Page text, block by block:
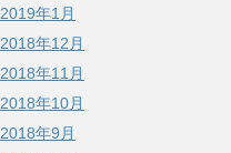
2019年1月
2018年12月
2018年11月
2018年10月
2018年9月